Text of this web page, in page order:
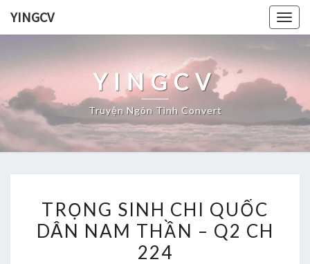
YINGCV
YINGCV
Truyện Ngôn Tình Convert
SINH
CHI
QUỐC
TRỌNG SINH CHI QUỐC
DÂN NAM THẦN – Q2 CH
224